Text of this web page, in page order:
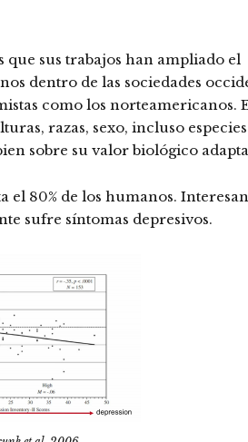
sus trabajos han ampliado el
dentro de las sociedades
como los norteamericanos.
razas, sexo, incluso especies
sobre su valor biológico
80% de los humanos.
sufre síntomas depresivos.